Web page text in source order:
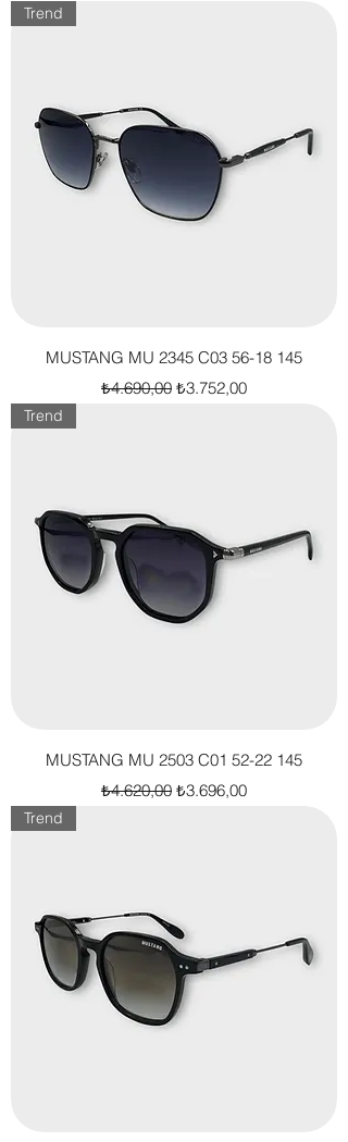
Trend
MUSTANG MU 2345 C03 56-18 145
Normal Fiyat
₺4.690,00 İndirimli Fiyat
₺3.752,00
Trend
MUSTANG MU 2503 C01 52-22 145
Normal Fiyat
₺4.620,00 İndirimli Fiyat
₺3.696,00
Trend